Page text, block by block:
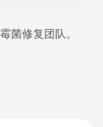
菌修复团队。